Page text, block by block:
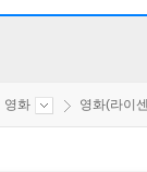
영화 영화(라이